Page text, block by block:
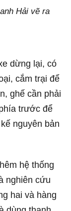
Hải vẽ ra
dừng lại, có
cắm trại để
ghế cần phải
trước để
nguyên bản
hệ thống
nghiên cứu
hai và hàng